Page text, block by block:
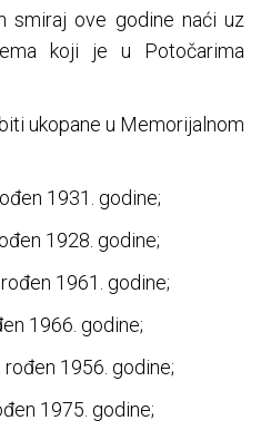
smiraj ove godine naći uz
koji je u Potočarima
ukopane u Memorijalnom
1931. godine;
1928. godine;
1961. godine;
1966. godine;
rođen 1956. godine;
1975. godine;